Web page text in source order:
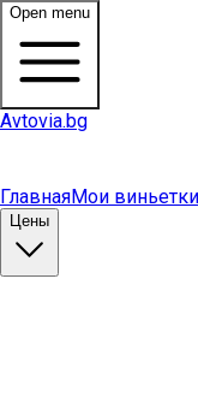
Open menu
Avtovia.bg
ГлавнаяМои виньетки
Цены